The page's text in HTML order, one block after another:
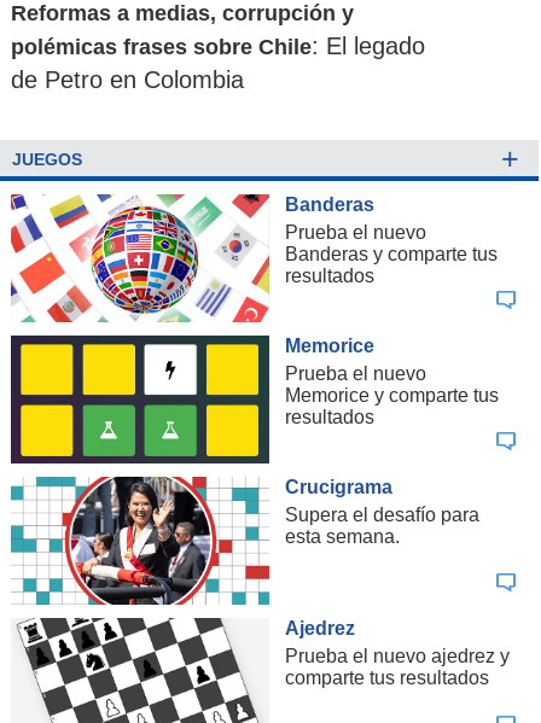
Reformas a medias, corrupción y
polémicas frases sobre Chile: El legado
de Petro en Colombia
JUEGOS +
Banderas
Prueba el nuevo
Banderas y comparte tus
resultados
Memorice
Prueba el nuevo
Memorice y comparte tus
resultados
Crucigrama
Supera el desafío para
esta semana.
Ajedrez
Prueba el nuevo ajedrez y
comparte tus resultados